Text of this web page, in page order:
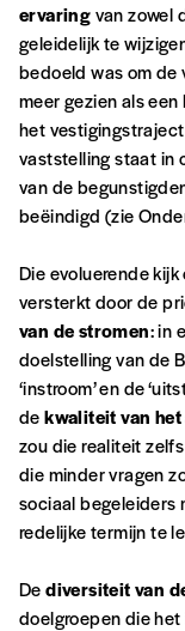
ervaringvan zowel
geleidelijk te
bedoeld was om
meer gezien als
het
vaststelling staat in
van de
beëindigd (zie
Die evoluerende
versterkt door de
van de stromen: in
doelstelling van de
‘instroom’ en de
dekwaliteit van
zou die realiteit
die minder vragen
sociaal begeleiders
redelijke termijn te
Dediversiteit van
doelgroepen die